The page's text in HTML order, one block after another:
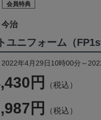
会員特典
今治
ユニフォーム（FP1st
2022年4月29日10時00分～
円 （税込）
円 （税込）